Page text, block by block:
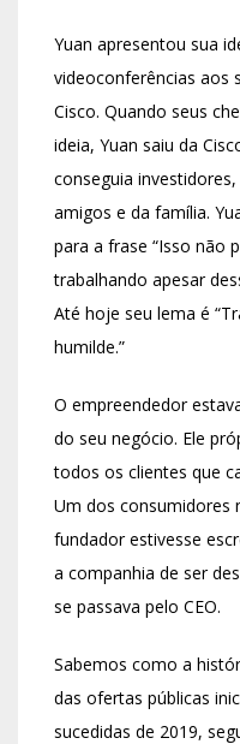
Yuan apresentou sua
videoconferências aos
Cisco. Quando seus
ideia, Yuan saiu da
conseguia
amigos e da família.
para a frase “Isso não
trabalhando apesar
Até hoje seu lema é
humilde.”
O empreendedor
do seu negócio. Ele
todos os clientes que
Um dos consumidores
fundador estivesse
a companhia de ser
se passava pelo CEO.
Sabemos como a
das ofertas públicas
sucedidas de 2019,